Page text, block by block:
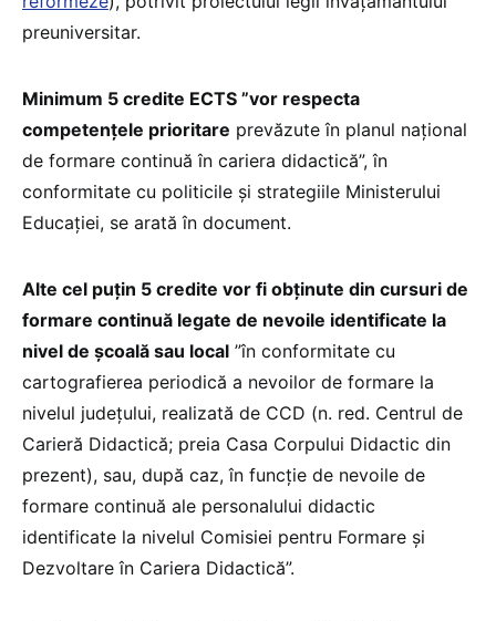
preuniversitar.
Minimum 5 credite ECTS ”vor respecta
competențele prioritare prevăzute în planul național
de formare continuă în cariera didactică”, în
conformitate cu politicile și strategiile Ministerului
Educației, se arată în document.
Alte cel puțin 5 credite vor fi obținute din cursuri de
formare continuă legate de nevoile identificate la
nivel de școală sau local ”în conformitate cu
cartografierea periodică a nevoilor de formare la
nivelul judeţului, realizată de CCD (n. red. Centrul de
Carieră Didactică; preia Casa Corpului Didactic din
prezent), sau, după caz, în funcţie de nevoile de
formare continuă ale personalului didactic
identificate la nivelul Comisiei pentru Formare şi
Dezvoltare în Cariera Didactică”.